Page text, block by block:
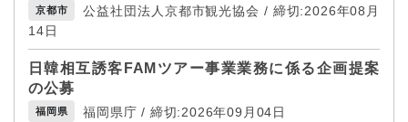
京都市
公益社団法人京都市観光協会 / 締切:2026年08月
14日
日韓相互誘客FAMツアー事業業務に係る企画提案
の公募
福岡県 福岡県庁 / 締切:2026年09月04日